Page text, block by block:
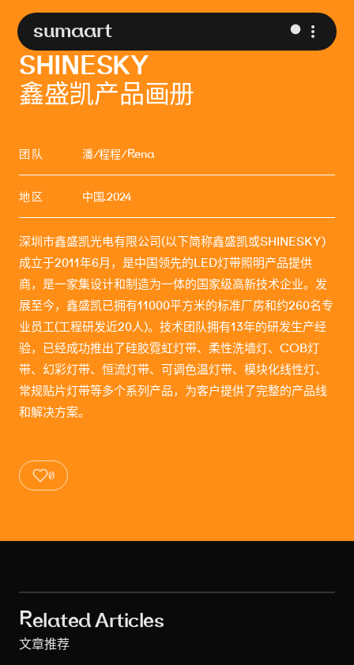
sumaart
SHINESKY
鑫盛凯产品画册
团 队 潘/程程/Rena
地 区 中国.2024
深圳市鑫盛凯光电有限公司(以下简称鑫盛凯或SHINESKY)
成立于2011年6月，是中国领先的LED灯带照明产品提供
商，是一家集设计和制造为一体的国家级高新技术企业。发
展至今，鑫盛凯已拥有11000平方米的标准厂房和约260名专
业员工(工程研发近20人)。技术团队拥有13年的研发生产经
验，已经成功推出了硅胶霓虹灯带、柔性洗墙灯、COB灯
带、幻彩灯带、恒流灯带、可调色温灯带、模块化线性灯、
常规贴片灯带等多个系列产品，为客户提供了完整的产品线
和解决方案。
0
Related Articles
文章推荐